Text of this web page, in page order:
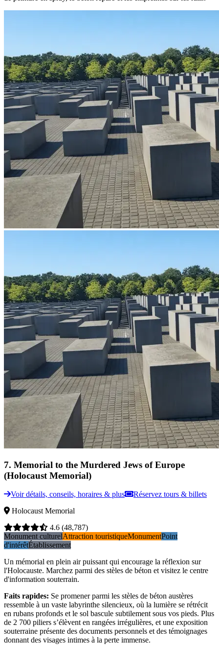
7. Memorial to the Murdered Jews of Europe
(Holocaust Memorial)
Voir détails, conseils, horaires & plus
Réservez tours & billets
Holocaust Memorial
4.6 (48,787)
Monument culturelAttraction touristiqueMonumentPoint
d'intérêtÉtablissement
Un mémorial en plein air puissant qui encourage la réflexion sur
l'Holocauste. Marchez parmi des stèles de béton et visitez le centre
d'information souterrain.
Faits rapides: Se promener parmi les stèles de béton austères
ressemble à un vaste labyrinthe silencieux, où la lumière se rétrécit
en rubans profonds et le sol bascule subtilement sous vos pieds. Plus
de 2 700 piliers s’élèvent en rangées irrégulières, et une exposition
souterraine présente des documents personnels et des témoignages
donnant des visages intimes à la perte immense.